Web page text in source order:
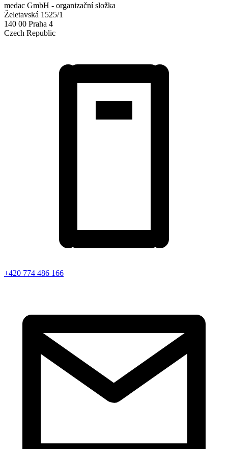
medac GmbH - organizační složka
Želetavská 1525/1
140 00 Praha 4
Czech Republic
+420 774 486 166